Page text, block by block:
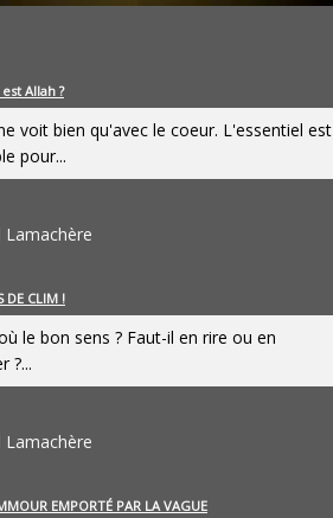
Allah ?
voit bien qu'avec le coeur. L'essentiel est
pour...
Lamachère
DE CLIM !
le bon sens ? Faut-il en rire ou en
?...
Lamachère
EMPORTÉ PAR LA VAGUE